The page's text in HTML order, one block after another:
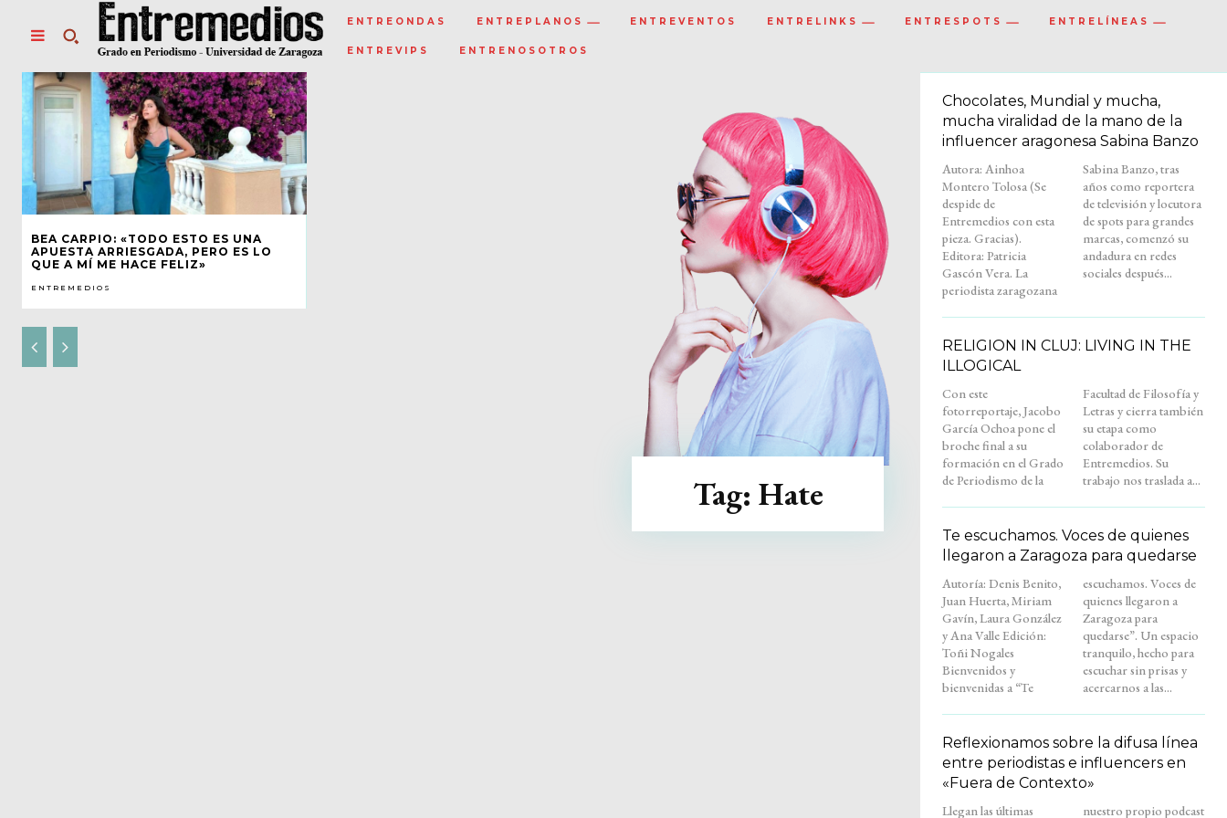
ENTREONDAS ENTREPLANOS ENTREVENTOS ENTRELINKS ENTRESPOTS ENTRELÍNEAS
ENTREVIPS ENTRENOSOTROS
BEA CARPIO: «TODO ESTO ES UNA
APUESTA ARRIESGADA, PERO ES LO
QUE A MÍ ME HACE FELIZ»
ENTREMEDIOS
Tag: Hate
Chocolates, Mundial y mucha,
mucha viralidad de la mano de la
influencer aragonesa Sabina Banzo
Autora: Ainhoa
Montero Tolosa (Se
despide de
Entremedios con esta
pieza. Gracias).
Editora: Patricia
Gascón Vera. La
periodista zaragozana
Sabina Banzo, tras
años como reportera
de televisión y locutora
de spots para grandes
marcas, comenzó su
andadura en redes
sociales después...
RELIGION IN CLUJ: LIVING IN THE
ILLOGICAL
Con este
fotorreportaje, Jacobo
García Ochoa pone el
broche final a su
formación en el Grado
de Periodismo de la
Facultad de Filosofía y
Letras y cierra también
su etapa como
colaborador de
Entremedios. Su
trabajo nos traslada a...
Te escuchamos. Voces de quienes
llegaron a Zaragoza para quedarse
Autoría: Denis Benito,
Juan Huerta, Miriam
Gavín, Laura González
y Ana Valle Edición:
Toñi Nogales
Bienvenidos y
bienvenidas a “Te
escuchamos. Voces de
quienes llegaron a
Zaragoza para
quedarse”. Un espacio
tranquilo, hecho para
escuchar sin prisas y
acercarnos a las...
Reflexionamos sobre la difusa línea
entre periodistas e influencers en
«Fuera de Contexto»
Llegan las últimas
nuestro propio podcast